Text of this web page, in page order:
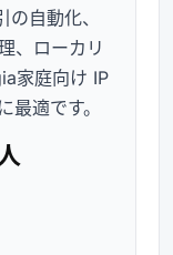
自動化、
、ローカリ
家庭向け IP
適です。